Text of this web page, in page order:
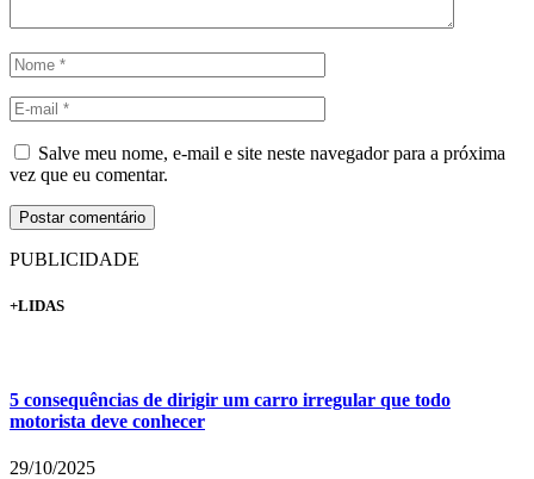
Salve meu nome, e-mail e site neste navegador para a próxima
vez que eu comentar.
PUBLICIDADE
+LIDAS
5 consequências de dirigir um carro irregular que todo
motorista deve conhecer
29/10/2025